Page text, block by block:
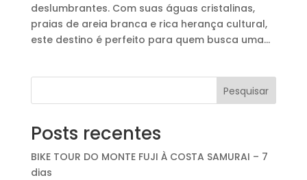
deslumbrantes. Com suas águas cristalinas,
praias de areia branca e rica herança cultural,
este destino é perfeito para quem busca uma...
Pesquisar
Posts recentes
BIKE TOUR DO MONTE FUJI À COSTA SAMURAI – 7
dias